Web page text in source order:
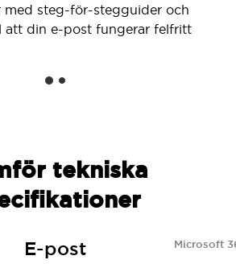
med steg-för-stegguider och
att din e-post fungerar felfritt
tekniska
E-post Microsoft